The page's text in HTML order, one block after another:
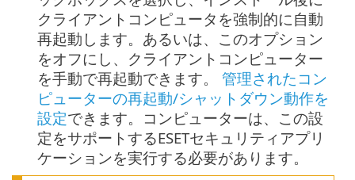
クライアントコンピュータを強制的に自動
再起動します。あるいは、このオプション
をオフにし、クライアントコンピューター
を手動で再起動できます。 管理されたコン
ピューターの再起動/シャットダウン動作を
設定できます。コンピューターは、この設
定をサポートするESETセキュリティアプリ
ケーションを実行する必要があります。